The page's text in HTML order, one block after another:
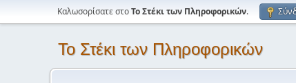
Καλωσορίσατε στοΤο Στέκι των Πληροφορικών.
Το Στέκι των Πληροφορικών